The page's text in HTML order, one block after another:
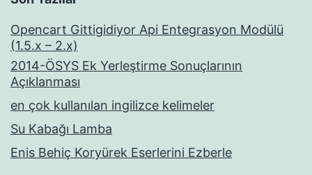
Opencart Gittigidiyor Api Entegrasyon Modülü
(1.5.x – 2.x)
2014-ÖSYS Ek Yerleştirme Sonuçlarının
Açıklanması
en çok kullanılan ingilizce kelimeler
Su Kabağı Lamba
Enis Behiç Koryürek Eserlerini Ezberle